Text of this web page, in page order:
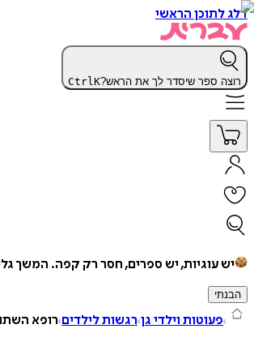
דלג לתוכן הראשי
רוצה ספר שיסדר לך את הראש? CtrlK
יש עוגיות, יש ספרים, חסר רק קפה. המשך
הבנתי
פעוטות וילדי גן רגשות לילדים רופא